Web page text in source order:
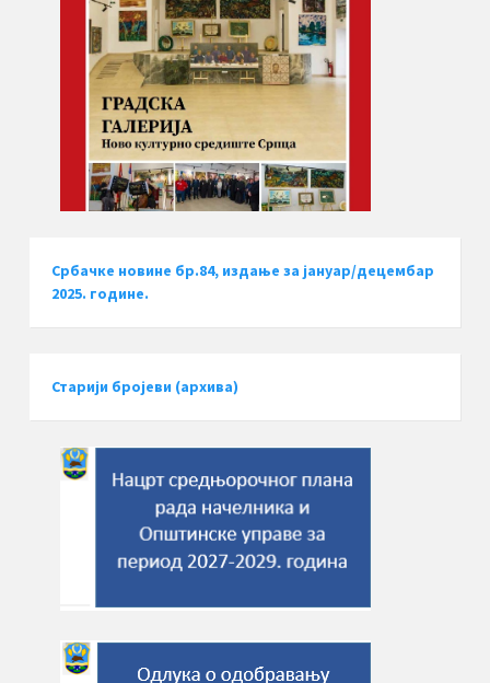
Србачке новине бр.84, издање за јануар/децембар
2025. године.
Старији бројеви (архива)